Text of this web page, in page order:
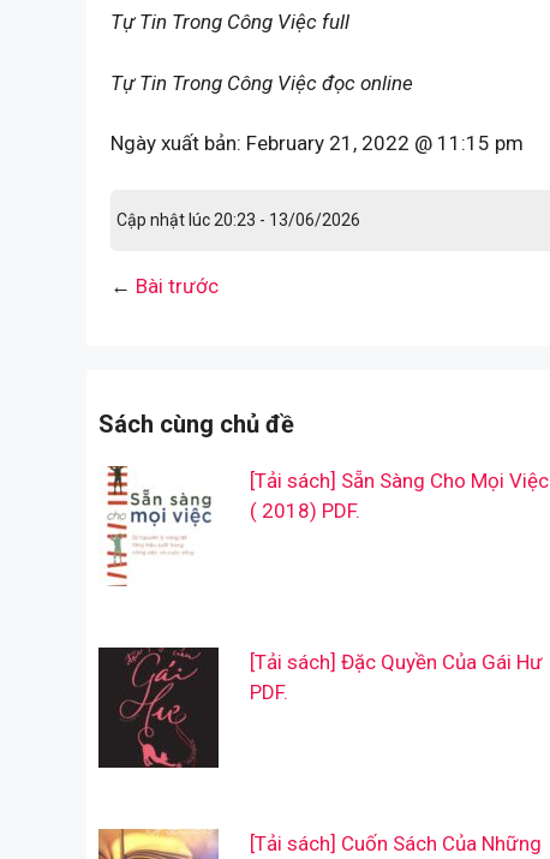
Tự Tin Trong Công Việc full
Tự Tin Trong Công Việc đọc online
Ngày xuất bản: February 21, 2022 @ 11:15 pm
Cập nhật lúc 20:23 - 13/06/2026
← Bài trước
Sách cùng chủ đề
[Tải sách] Sẵn Sàng Cho Mọi Việc
( 2018) PDF.
[Tải sách] Đặc Quyền Của Gái Hư
PDF.
[Tải sách] Cuốn Sách Của Những